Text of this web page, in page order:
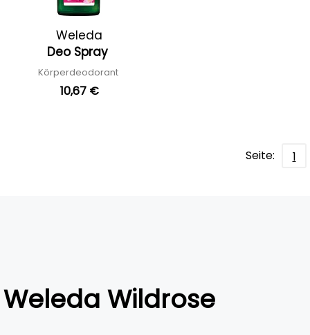
Weleda
Deo Spray
Körperdeodorant
10,67 €
Seite: 1
Weleda Wildrose